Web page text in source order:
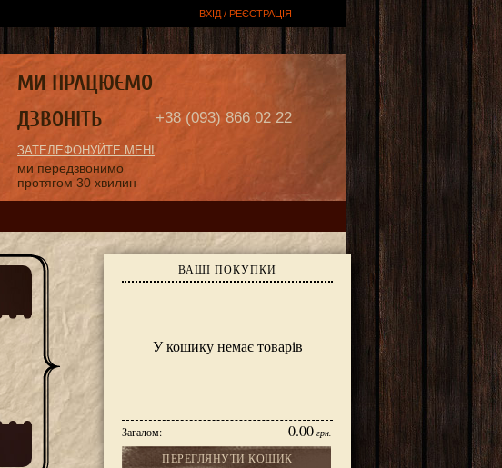
ВХІД / РЕЄСТРАЦІЯ
ВАШІ ПОКУПКИ
У кошику немає товарів
Загалом: 0.00 грн.
ПЕРЕГЛЯНУТИ КОШИК
+38 (093) 866 02 22
ЗАТЕЛЕФОНУЙТЕ МЕНІ
ми передзвонимо
протягом 30 хвилин
МИ ПРАЦЮЄМО
ДЗВОНІТЬ